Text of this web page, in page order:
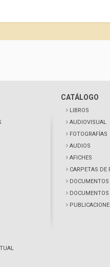
CATÁLOGO
LIBROS
AUDIOVISUAL
FOTOGRAFÍAS
AUDIOS
AFICHES
CARPETAS DE